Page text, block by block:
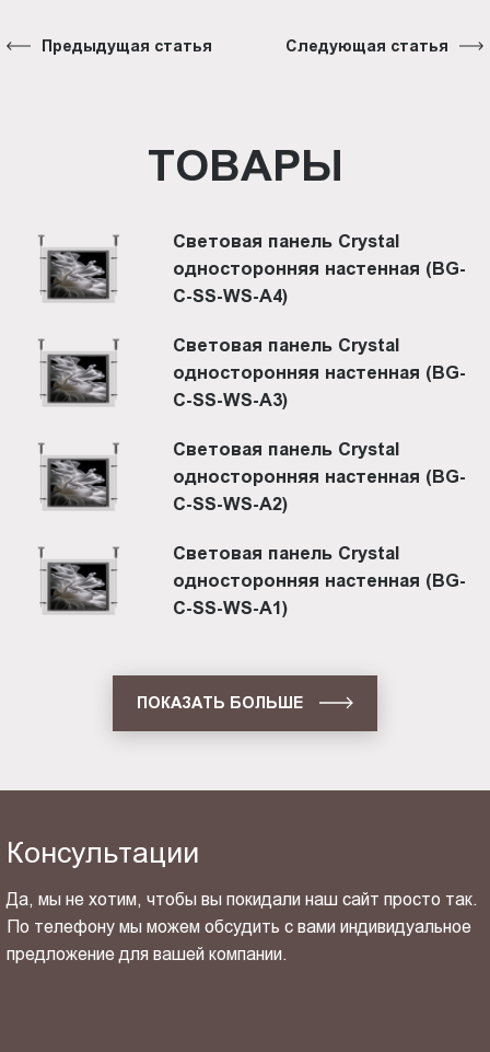
Предыдущая статья Следующая статья
ТОВАРЫ
Световая панель Crystal
односторонняя настенная (BG-
C-SS-WS-A4)
Световая панель Crystal
односторонняя настенная (BG-
C-SS-WS-A3)
Световая панель Crystal
односторонняя настенная (BG-
C-SS-WS-A2)
Световая панель Crystal
односторонняя настенная (BG-
C-SS-WS-A1)
ПОКАЗАТЬ БОЛЬШЕ
Консультации
Да, мы не хотим, чтобы вы покидали наш сайт просто так.
По телефону мы можем обсудить с вами индивидуальное
предложение для вашей компании.
ОТПРАВИТЬ СВОЙ КОНТАКТ